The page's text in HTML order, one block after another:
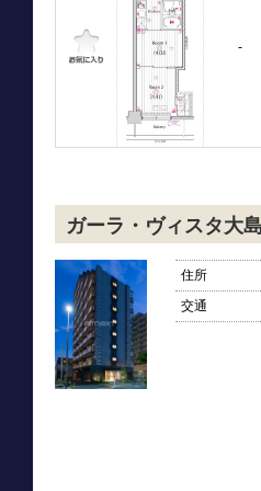
-
ガーラ・ヴィスタ大
住所
交通